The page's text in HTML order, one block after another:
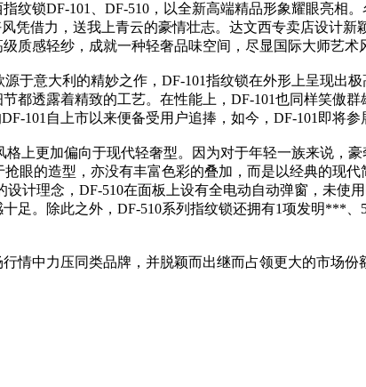
纹锁DF-101、DF-510，以全新高端精品形象耀眼亮相
凭借力，送我上青云的豪情壮志。达文西专卖店设计
质感轻纱，成就一种轻奢品味空间，尽显国际大师艺术
于意大利的精妙之作，DF-101指纹锁在外形上呈现出
都透露着精致的工艺。在性能上，DF-101也同样笑傲
101自上市以来便备受用户追捧，如今，DF-101即将
上更加偏向于现代轻奢型。因为对于年轻一族来说，
眼的造型，亦没有丰富色彩的叠加，而是以经典的现
计理念，DF-510在面板上设有全电动自动弹窗，未使
足。除此之外，DF-510系列指纹锁还拥有1项发明***
情中力压同类品牌，并脱颖而出继而占领更大的市场份